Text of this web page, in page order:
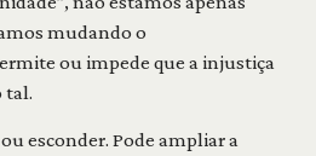
mudando o
ou impede que a injustiça
tal.
esconder. Pode ampliar a